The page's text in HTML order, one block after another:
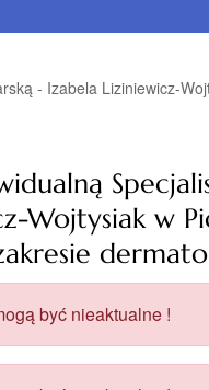
- Izabela Liziniewicz-
Wojtysiak w
być nieaktualne !